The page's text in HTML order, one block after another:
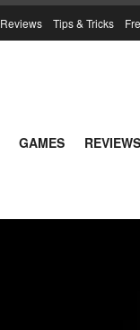
Reviews Tips & Tricks
GAMES REVIEWS